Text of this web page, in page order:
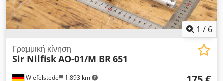
1 / 6
Wiefelstede 1.893 km
Γραμμική κίνηση
Sir NilfiskAO-01/M BR 651